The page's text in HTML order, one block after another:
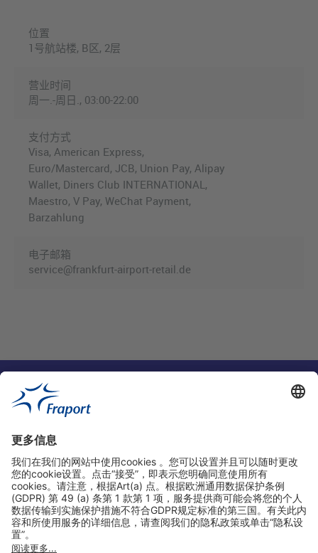
位置
1号航站楼, B区, 2层
营业时间
周一.-周日., 03:00-22:00
支付方式
Visa, American Express,
Euro/Mastercard, JCB, Union Pay, Alipay
Wallet, Diners Club INTERNATIONAL,
Maestro, V Pay, WeChat Payment,
Barzahlung
电子邮箱
service@frankfurt-airport-retail.de
实用链接
购物&线上预定
关于我们